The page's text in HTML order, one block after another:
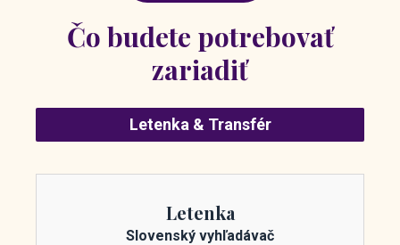
Čo budete potrebovať
zariadiť
Letenka & Transfér
Letenka
Slovenský vyhľadávač